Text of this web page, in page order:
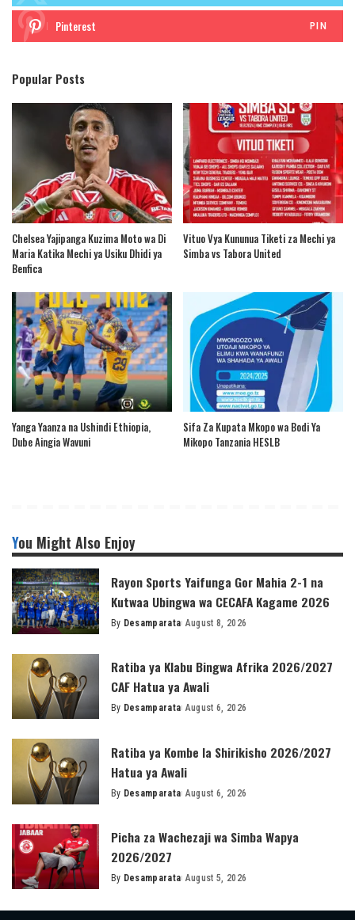
Pinterest PIN
Popular Posts
Chelsea Yajipanga Kuzima Moto wa Di
Maria Katika Mechi ya Usiku Dhidi ya
Benfica
Vituo Vya Kununua Tiketi za Mechi ya
Simba vs Tabora United
Yanga Yaanza na Ushindi Ethiopia,
Dube Aingia Wavuni
Sifa Za Kupata Mkopo wa Bodi Ya
Mikopo Tanzania HESLB
You Might Also Enjoy
Rayon Sports Yaifunga Gor Mahia 2-1 na
Kutwaa Ubingwa wa CECAFA Kagame 2026
Posted
By Desamparata August 8, 2026
Ratiba ya Klabu Bingwa Afrika 2026/2027
CAF Hatua ya Awali
Posted
By Desamparata August 6, 2026
Ratiba ya Kombe la Shirikisho 2026/2027
Hatua ya Awali
Posted
By Desamparata August 6, 2026
Picha za Wachezaji wa Simba Wapya
2026/2027
Posted
By Desamparata August 5, 2026